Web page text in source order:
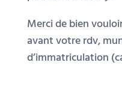
Merci de bien
avant votre rdv,
d’immatriculation